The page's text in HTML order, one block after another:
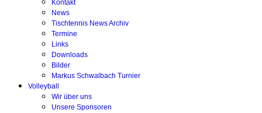
Kontakt
News
Tischtennis News Archiv
Termine
Links
Downloads
Bilder
Markus Schwalbach Turnier
Volleyball
Wir über uns
Unsere Sponsoren